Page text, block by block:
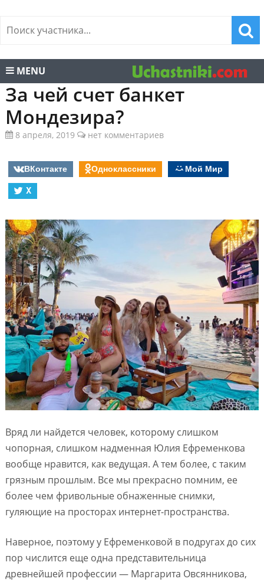
MENU
За чей счет банкет
Мондезира?
8 апреля, 2019 нет комментариев
ВКонтакте Одноклассники
Мой Мир
X
Вряд ли найдется человек, которому слишком
чопорная, слишком надменная Юлия Ефременкова
вообще нравится, как ведущая. А тем более, с таким
грязным прошлым. Все мы прекрасно помним, ее
более чем фривольные обнаженные снимки,
гуляющие на просторах интернет-пространства.
Наверное, поэтому у Ефременковой в подругах до сих
пор числится еще одна представительница
древнейшей профессии — Маргарита Овсянникова,